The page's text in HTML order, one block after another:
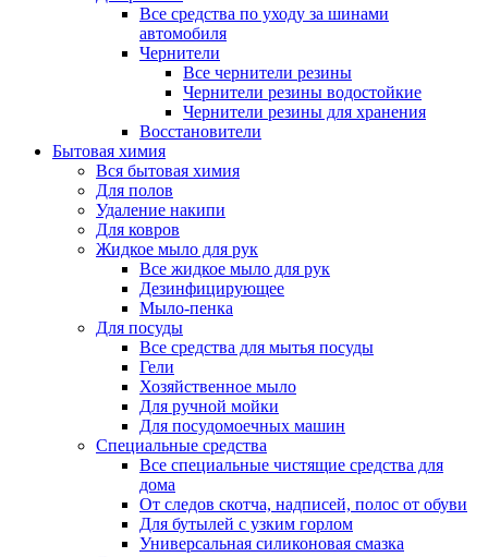
Все средства по уходу за шинами
автомобиля
Чернители
Все чернители резины
Чернители резины водостойкие
Чернители резины для хранения
Восстановители
Бытовая химия
Вся бытовая химия
Для полов
Удаление накипи
Для ковров
Жидкое мыло для рук
Все жидкое мыло для рук
Дезинфицирующее
Мыло-пенка
Для посуды
Все средства для мытья посуды
Гели
Хозяйственное мыло
Для ручной мойки
Для посудомоечных машин
Специальные средства
Все специальные чистящие средства для
дома
От следов скотча, надписей, полос от обуви
Для бутылей с узким горлом
Универсальная силиконовая смазка